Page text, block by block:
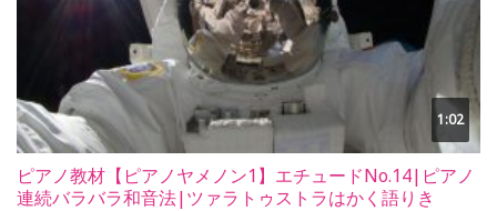
1:02
ピアノ教材【ピアノヤメノン1】エチュードNo.14|ピアノ
連続バラバラ和音法|ツァラトゥストラはかく語りき